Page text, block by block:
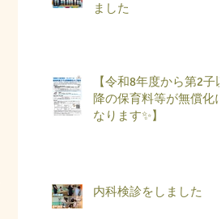
ました
【令和8年度から第2子以
降の保育料等が無償化に
なります✨】
内科検診をしました